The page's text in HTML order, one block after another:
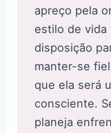
apreço pela
estilo de vida
disposição
manter-se
que ela será
consciente.
planeja